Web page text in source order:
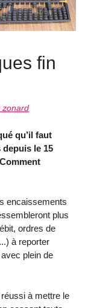
fin
zonard
qu’il faut
depuis le 15
encaissements
plus
ordres de
à reporter
plein de
à mettre le